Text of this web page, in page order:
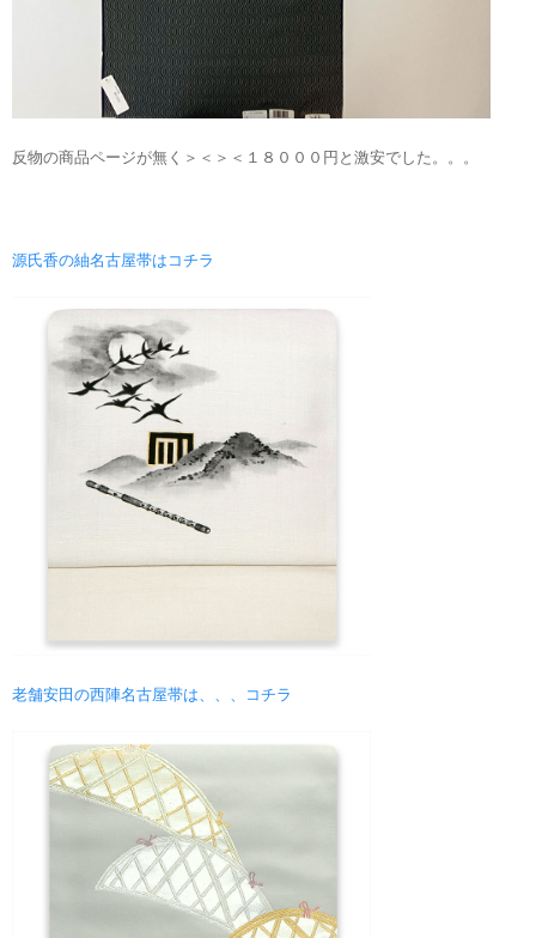
反物の商品ページが無く＞＜＞＜１８０００円と激安でした。。。
源氏香の紬名古屋帯はコチラ
老舗安田の西陣名古屋帯は、、、コチラ